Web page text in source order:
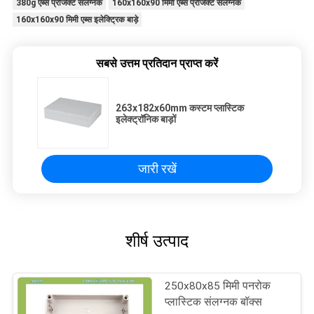
380g एब्स प्रोजेक्ट संलग्नक
160x160x90 मिमी एब्स प्रोजेक्ट संलग्नक
160x160x90 मिमी एब्स इलेक्ट्रिक बाड़े
सबसे उत्तम प्रतिदान प्राप्त करें
263x182x60mm कस्टम प्लास्टिक
इलेक्ट्रॉनिक बाड़ों
जारी रखें
शीर्ष उत्पाद
250x80x85 मिमी पनरोक
प्लास्टिक संलग्नक बॉक्स